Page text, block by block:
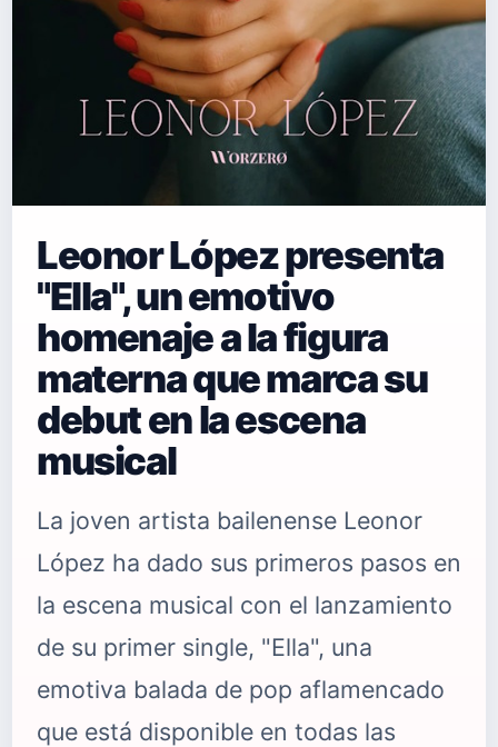
Leonor López presenta
"Ella", un emotivo
homenaje a la figura
materna que marca su
debut en la escena
musical
La joven artista bailenense Leonor
López ha dado sus primeros pasos en
la escena musical con el lanzamiento
de su primer single, "Ella", una
emotiva balada de pop aflamencado
que está disponible en todas las